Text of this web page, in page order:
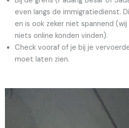
even langs de immigratiedienst.
en is ook zeker niet spannend
niets online konden vinden).
Check vooraf of je bij je
moet laten zien.